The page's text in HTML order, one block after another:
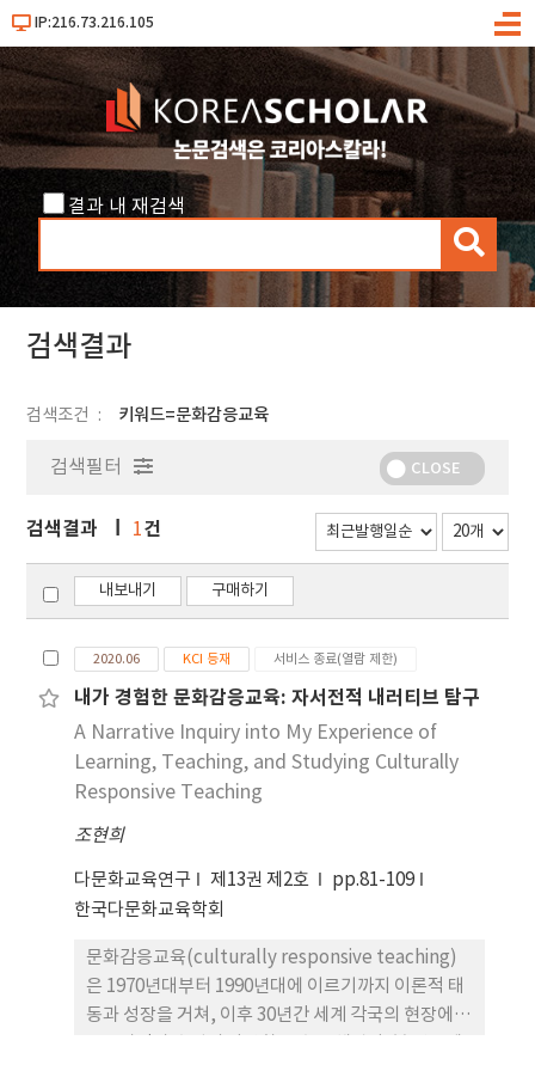
IP:216.73.216.105
메
결과 내 재검색
검
색
검색결과
검색조건 키워드=문화감응교육
검색필터 CLOSE
검색결과 1건
내보내기 구매하기
2020.06 KCI 등재 서비스 종료(열람 제한)
내가 경험한 문화감응교육: 자서전적 내러티브 탐구
A Narrative Inquiry into My Experience of
Learning, Teaching, and Studying Culturally
Responsive Teaching
조현희
다문화교육연구 제13권 제2호
pp.81-109
한국다문화교육학회
문화감응교육(culturally responsive teaching)
은 1970년대부터 1990년대에 이르기까지 이론적 태
동과 성장을 거쳐, 이후 30년간 세계 각국의 현장에서